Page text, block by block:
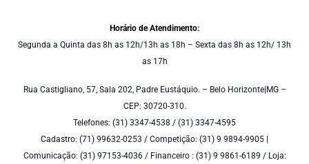
Horário de Atendimento:
Segunda a Quinta das 8h as 12h/13h as 18h – Sexta das 8h as 12h/ 13h
as 17h
Rua Castigliano, 57, Sala 202, Padre Eustáquio. – Belo Horizonte|MG –
CEP: 30720-310.
Telefones: (31) 3347-4538 / (31) 3347-4595
Cadastro: (71) 99632-0253 / Competição: (31) 9 9894-9905 |
Comunicação: (31) 97153-4036 / Financeiro : (31) 9 9861-6189 / Loja: